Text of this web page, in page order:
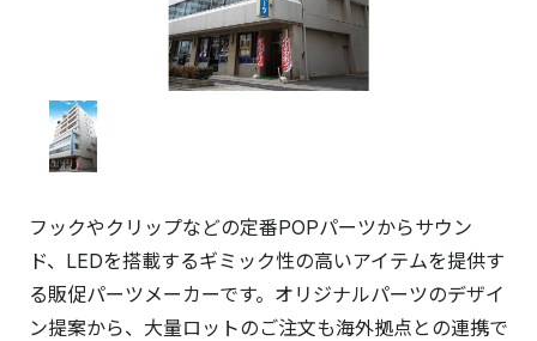
フックやクリップなどの定番POPパーツからサウン
ド、LEDを搭載するギミック性の高いアイテムを提供す
る販促パーツメーカーです。オリジナルパーツのデザイ
ン提案から、大量ロットのご注文も海外拠点との連携で